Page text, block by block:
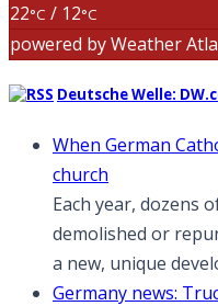
22°C / 12°C
powered byWeather
Deutsche Welle:
When German
church
Each year, dozens
demolished or
a new, unique
Germany news: